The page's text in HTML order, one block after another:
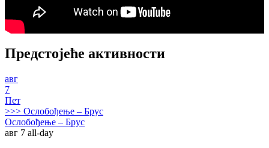
Предстојеће активности
авг
7
Пет
>>> Ослобођење – Брус
Ослобођење – Брус
авг 7 all-day